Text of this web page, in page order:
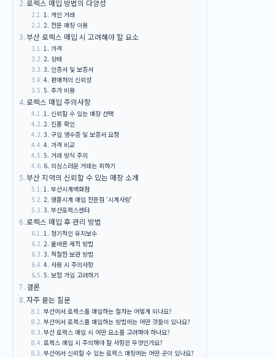
로렉스 매입 방법의 다양성
1. 개인 거래
2. 전문 매장 이용
부산 로렉스 매입 시 고려해야 할 요소
1. 가격
2. 상태
3. 인증서 및 보증서
4. 판매처의 신뢰성
5. 추가 비용
로렉스 매입 주의사항
1. 신뢰할 수 있는 매장 선택
2. 진품 확인
3. 구입 영수증 및 보증서 요청
4. 가격 비교
5. 거래 방식 주의
6. 의심스러운 거래는 피하기
부산 지역의 신뢰할 수 있는 매장 소개
1. 부산시계백화점
2. 명품시계 매입 전문점 ‘시계사랑’
3. 부산로렉스센터
로렉스 매입 후 관리 방법
1. 정기적인 유지보수
2. 올바른 세척 방법
3. 적절한 보관 방법
4. 사용 시 주의사항
5. 보험 가입 고려하기
결론
자주 묻는 질문
부산에서 로렉스를 매입하는 절차는 어떻게 되나요?
부산에서 로렉스를 매입하는 방법에는 어떤 것들이 있나요?
부산 로렉스 매입 시 어떤 요소를 고려해야 하나요?
로렉스 매입 시 주의해야 할 사항은 무엇인가요?
부산에서 신뢰할 수 있는 로렉스 매장에는 어떤 곳이 있나요?